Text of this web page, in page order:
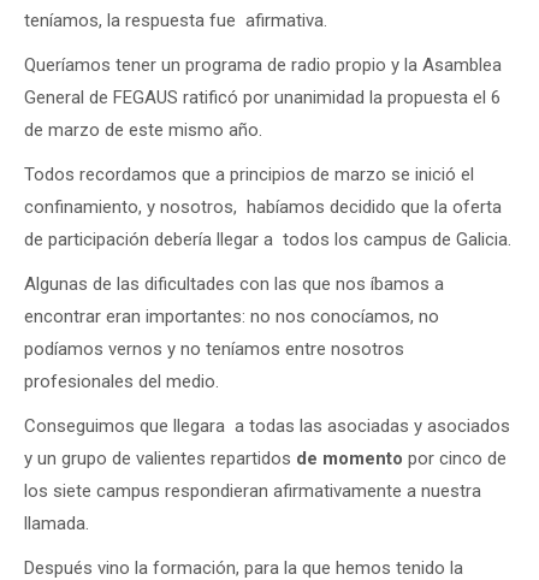
teníamos, la respuesta fue afirmativa.
Queríamos tener un programa de radio propio y la Asamblea
General de FEGAUS ratificó por unanimidad la propuesta el 6
de marzo de este mismo año.
Todos recordamos que a principios de marzo se inició el
confinamiento, y nosotros, habíamos decidido que la oferta
de participación debería llegar a todos los campus de Galicia.
Algunas de las dificultades con las que nos íbamos a
encontrar eran importantes: no nos conocíamos, no
podíamos vernos y no teníamos entre nosotros
profesionales del medio.
Conseguimos que llegara a todas las asociadas y asociados
y un grupo de valientes repartidos de momento por cinco de
los siete campus respondieran afirmativamente a nuestra
llamada.
Después vino la formación, para la que hemos tenido la